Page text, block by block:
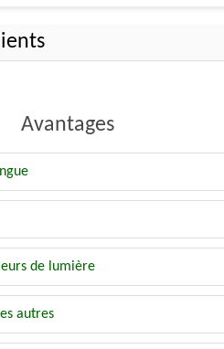
Avantages
de lumière
autres